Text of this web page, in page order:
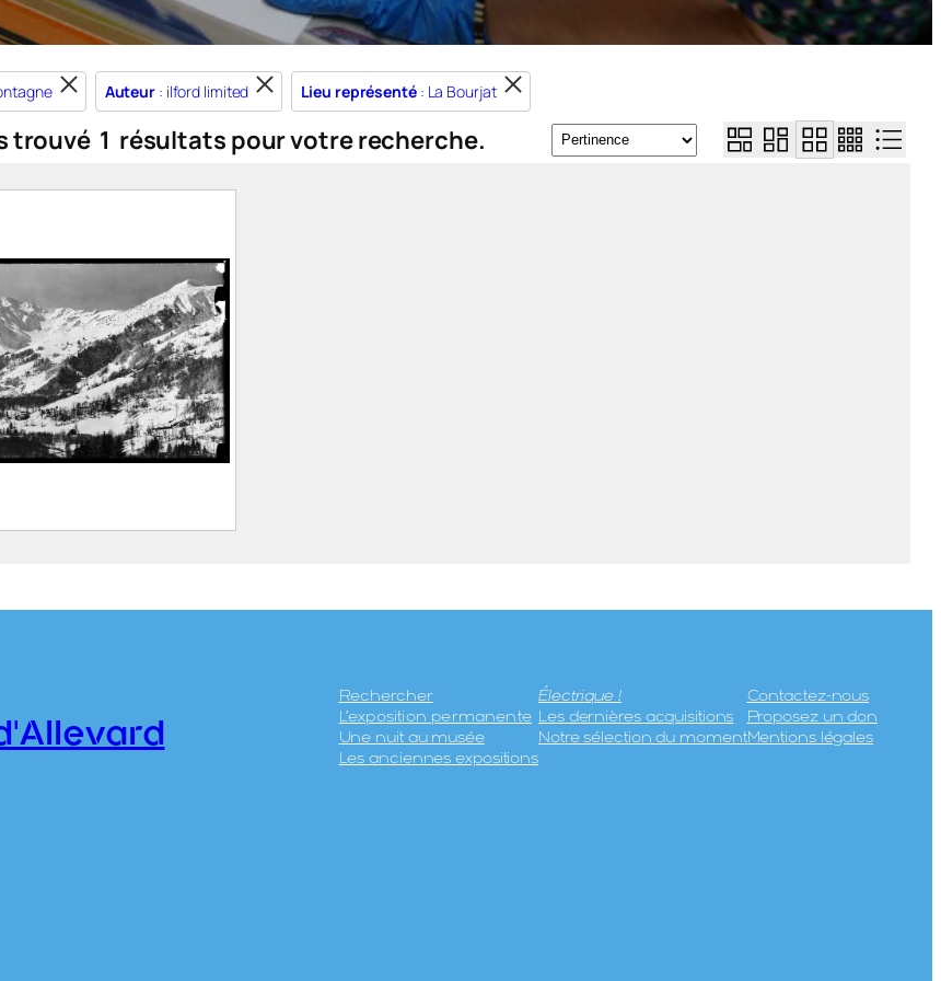
Auteur : ilford limited Lieu représenté: La Bourjat
trouvé 1 résultats pour votre recherche.
de descente
1962)
Rechercher
L’exposition permanente
Une nuit au musée
Les anciennes expositions
Électrique !
Les dernières acquisitions
Notre sélection du moment
Contactez-nous
Proposez un don
Mentions légales